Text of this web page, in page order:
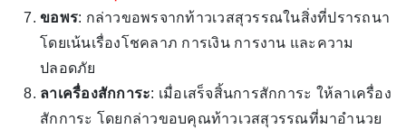
ขอพร: กล่าวขอพรจากท้าวเวสสุวรรณในสิ่งที่ปรารถนา
โดยเน้นเรื่องโชคลาภ การเงิน การงาน และความ
ปลอดภัย
ลาเครื่องสักการะ: เมื่อเสร็จสิ้นการสักการะ ให้ลาเครื่อง
สักการะ โดยกล่าวขอบคุณท้าวเวสสุวรรณที่มาอำนวย